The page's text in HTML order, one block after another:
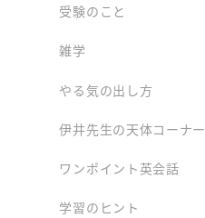
受験のこと
雑学
やる気の出し方
伊井先生の天体コーナー
ワンポイント英会話
学習のヒント